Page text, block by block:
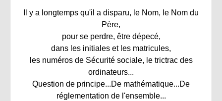
Il y a longtemps qu'il a disparu, le Nom, le Nom du
Père,
pour se perdre, être dépecé,
dans les initiales et les matricules,
les numéros de Sécurité sociale, le trictrac des
ordinateurs...
Question de principe...De mathématique...De
réglementation de l'ensemble...